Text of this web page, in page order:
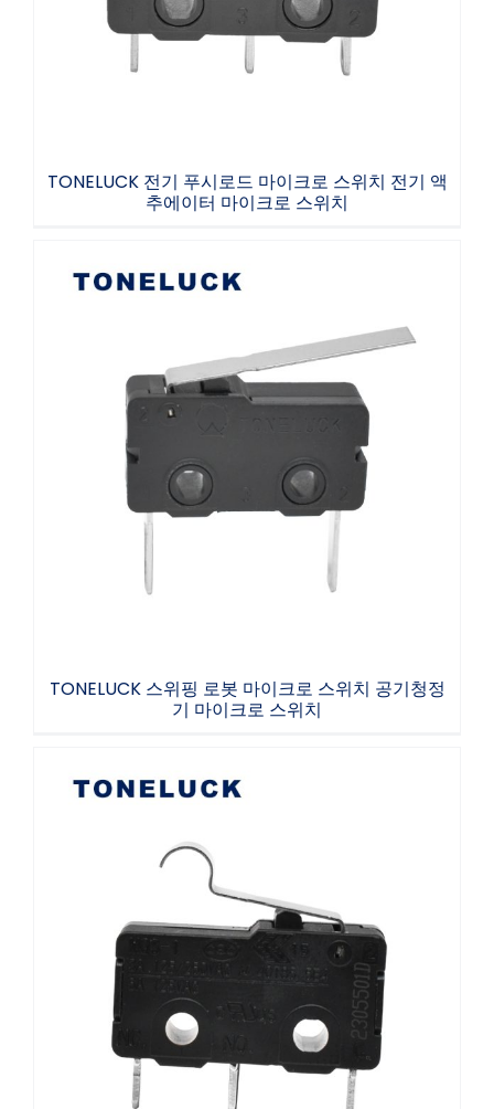
TONELUCK 전기 푸시로드 마이크로 스위치 전기 액
추에이터 마이크로 스위치
TONELUCK 스위핑 로봇 마이크로 스위치 공기
청정기 마이크로 스위치
TONELUCK 스위핑 로봇 마이크로 스위치 공기청정
기 마이크로 스위치
mqs-1 시리즈 마이크로 스위치 건조 제습기
마이크로 스위치